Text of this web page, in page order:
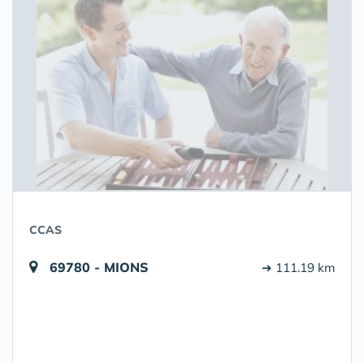
CCAS
69780 - MIONS ➔ 111.19 km